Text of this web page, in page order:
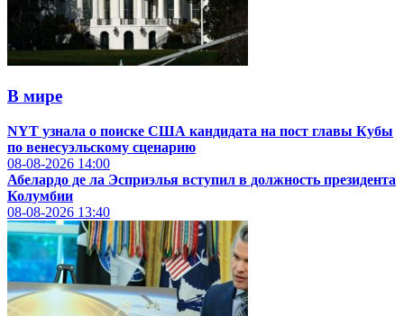
В мире
NYT узнала о поиске США кандидата на пост главы Кубы
по венесуэльскому сценарию
08-08-2026 14:00
Абелардо де ла Эсприэлья вступил в должность президента
Колумбии
08-08-2026 13:40